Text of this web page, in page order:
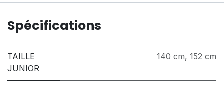
Spécifications
TAILLE
JUNIOR
140 cm, 152 cm